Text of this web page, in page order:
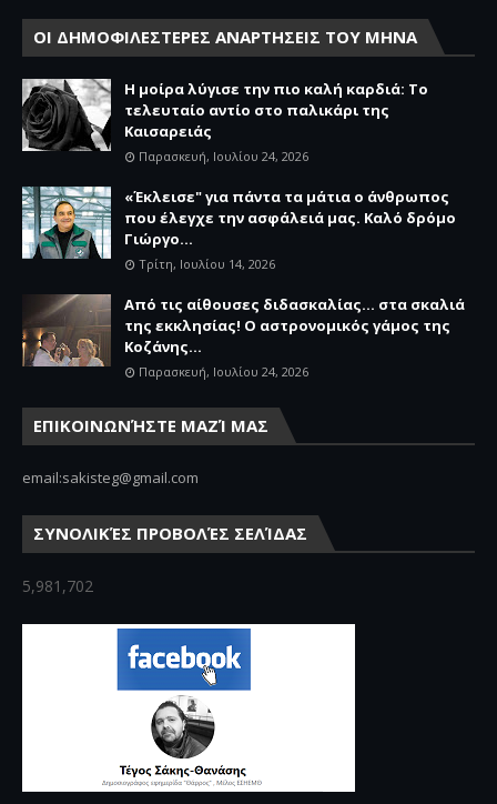
ΟΙ ΔΗΜΟΦΙΛΕΣΤΕΡΕΣ ΑΝΑΡΤΗΣΕΙΣ ΤΟΥ ΜΗΝΑ
Η μοίρα λύγισε την πιο καλή καρδιά: Το
τελευταίο αντίο στο παλικάρι της
Καισαρειάς
Παρασκευή, Ιουλίου 24, 2026
«Έκλεισε" για πάντα τα μάτια ο άνθρωπος
που έλεγχε την ασφάλειά μας. Καλό δρόμο
Γιώργο...
Τρίτη, Ιουλίου 14, 2026
Από τις αίθουσες διδασκαλίας… στα σκαλιά
της εκκλησίας! Ο αστρονομικός γάμος της
Κοζάνης...
Παρασκευή, Ιουλίου 24, 2026
ΕΠΙΚΟΙΝΩΝΉΣΤΕ ΜΑΖΊ ΜΑΣ
email:sakisteg@gmail.com
ΣΥΝΟΛΙΚΈΣ ΠΡΟΒΟΛΈΣ ΣΕΛΊΔΑΣ
5,981,702